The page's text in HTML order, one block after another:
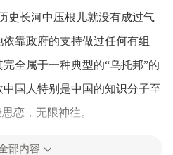
史长河中压根儿就没有成过气
靠政府的支持做过任何有组
全属于一种典型的“乌托邦”的
国人特别是中国的知识分子至
恋，无限神往。
视古代中国人的山水田园生活模
部内容